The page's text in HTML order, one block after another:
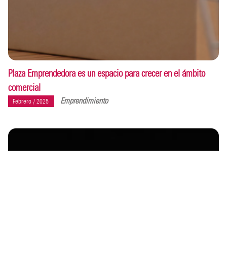
Plaza Emprendedora es un espacio para crecer en el ámbito
comercial
Febrero / 2025 Emprendimiento